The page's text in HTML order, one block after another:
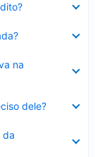
na
dele?
da